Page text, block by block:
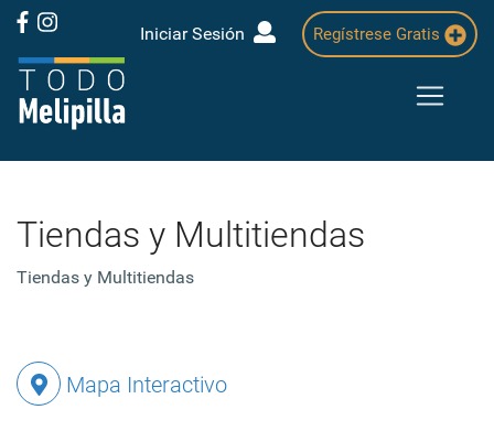
Iniciar Sesión Regístrese Gratis
Tiendas y Multitiendas
Tiendas y Multitiendas
Mapa Interactivo